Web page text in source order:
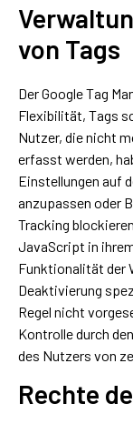
von Tags
Der Google Tag
Flexibilität, Tags
Nutzer, die nicht
erfasst werden,
Einstellungen auf
anzupassen oder
Tracking
JavaScript in
Funktionalität der
Deaktivierung
Regel nicht
Kontrolle durch
des Nutzers von
Rechte